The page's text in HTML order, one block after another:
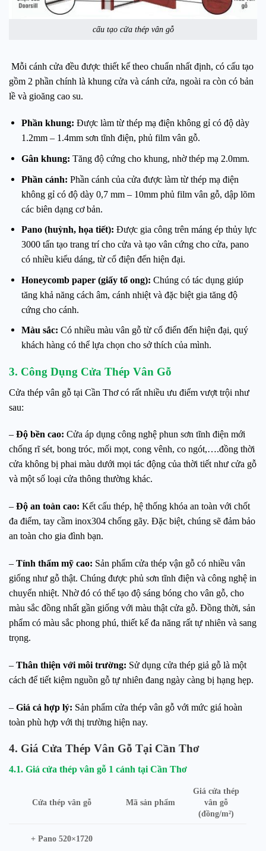
cấu tạo cửa thép vân gỗ
Mỗi cánh cửa đều được thiết kế theo chuẩn nhất định, có cấu tạo
gồm 2 phần chính là khung cửa và cánh cửa, ngoài ra còn có bản
lề và gioăng cao su.
Phần khung: Được làm từ thép mạ điện không gỉ có độ dày
1.2mm – 1.4mm sơn tĩnh điện, phủ film vân gỗ.
Gân khung: Tăng độ cứng cho khung, nhờ thép mạ 2.0mm.
Phần cánh: Phần cánh của cửa được làm từ thép mạ điện
không gỉ có độ dày 0,7 mm – 10mm phủ film vân gỗ, dập lõm
các biên dạng cơ bản.
Pano (huỳnh, họa tiết): Được gia công trên máng ép thủy lực
3000 tấn tạo trang trí cho cửa và tạo vân cứng cho cửa, pano
có nhiều kiểu dáng, từ cổ điện đến hiện đại.
Honeycomb paper (giấy tổ ong): Chúng có tác dụng giúp
tăng khả năng cách âm, cánh nhiệt và đặc biệt gia tăng độ
cứng cho cánh.
Màu sắc: Có nhiều màu vân gỗ từ cổ điển đến hiện đại, quý
khách hàng có thể lựa chọn cho sở thích của mình.
3. Công Dụng Cửa Thép Vân Gỗ
Cửa thép vân gỗ tại Cần Thơ có rất nhiều ưu điểm vượt trội như
sau:
– Độ bền cao: Cửa áp dụng công nghệ phun sơn tĩnh điện mới
chống rĩ sét, bong tróc, mối mọt, cong vênh, co ngót,….đồng thời
cửa không bị phai màu dưới mọi tác động của thời tiết như cửa gỗ
và một số loại cửa thông thường khác.
– Độ an toàn cao: Kết cấu thép, hệ thống khóa an toàn với chốt
đa điểm, tay cầm inox304 chống gãy. Đặc biệt, chúng sẽ đảm bảo
an toàn cho gia đình bạn.
– Tính thẩm mỹ cao: Sản phẩm cửa thép vận gỗ có nhiều vân
giống như gỗ thật. Chúng được phủ sơn tĩnh điện và công nghệ in
chuyển nhiệt. Nhờ đó có thể tạo độ sáng bóng cho vân gỗ, cho
màu sắc đồng nhất gần giống với màu thật cửa gỗ. Đồng thời, sản
phẩm có màu sắc phong phú, thiết kế đa năng rất tự nhiên và sang
trọng.
– Thân thiện với môi trường: Sử dụng cửa thép giả gỗ là một
cách để tiết kiệm nguồn gỗ tự nhiên đang ngày càng bị hạng hẹp.
– Giá cả hợp lý: Sản phẩm cửa thép vân gỗ với mức giá hoàn
toàn phù hợp với thị trường hiện nay.
4. Giá Cửa Thép Vân Gỗ Tại Cần Thơ
4.1. Giá cửa thép vân gỗ 1 cánh tại Cần Thơ
Cửa thép vân gỗ Mã sản phẩm
Giá cửa thép
vân gỗ
(đồng/m²)
+ Pano 520×1720